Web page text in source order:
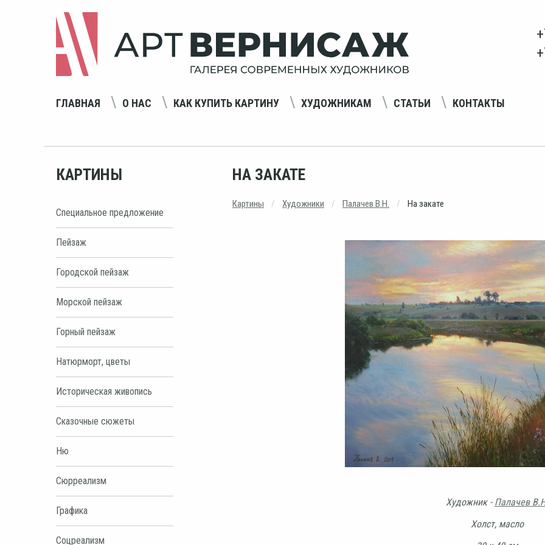
ГЛАВНАЯ О НАС КАК КУПИТЬ КАРТИНУ ХУДОЖНИКАМ СТАТЬИ КОНТАКТЫ
КАРТИНЫ
Специальное предложение
Пейзаж
Городской пейзаж
Морской пейзаж
Горный пейзаж
Натюрморт, цветы
Историческая живопись
Сказочные сюжеты
Ню
Сюрреализм
Графика
Соцреализм
НА ЗАКАТЕ
Картины Художники Палачев В.Н. На закате
Художник - Палачев
Холст, масло